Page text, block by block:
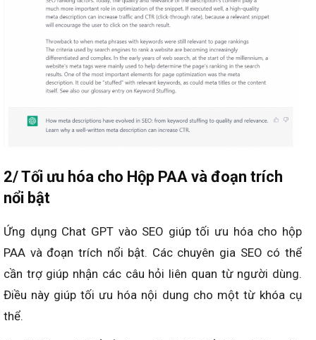
2/ Tối ưu hóa cho Hộp PAA và đoạn trích
nổi bật
Ứng dụng Chat GPT vào SEO giúp tối ưu hóa cho hộp
PAA và đoạn trích nổi bật. Các chuyên gia SEO có thể
cần trợ giúp nhận các câu hỏi liên quan từ người dùng.
Điều này giúp tối ưu hóa nội dung cho một từ khóa cụ
thể.